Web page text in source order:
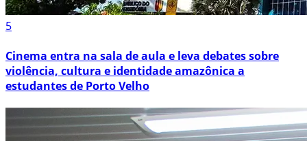
5
Cinema entra na sala de aula e leva debates sobre
violência, cultura e identidade amazônica a
estudantes de Porto Velho